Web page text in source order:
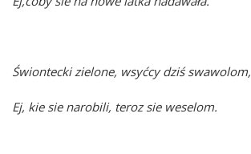
Świontecki zielone, wsyćcy dziś swawolom,
Ej, kie sie narobili, teroz sie weselom.